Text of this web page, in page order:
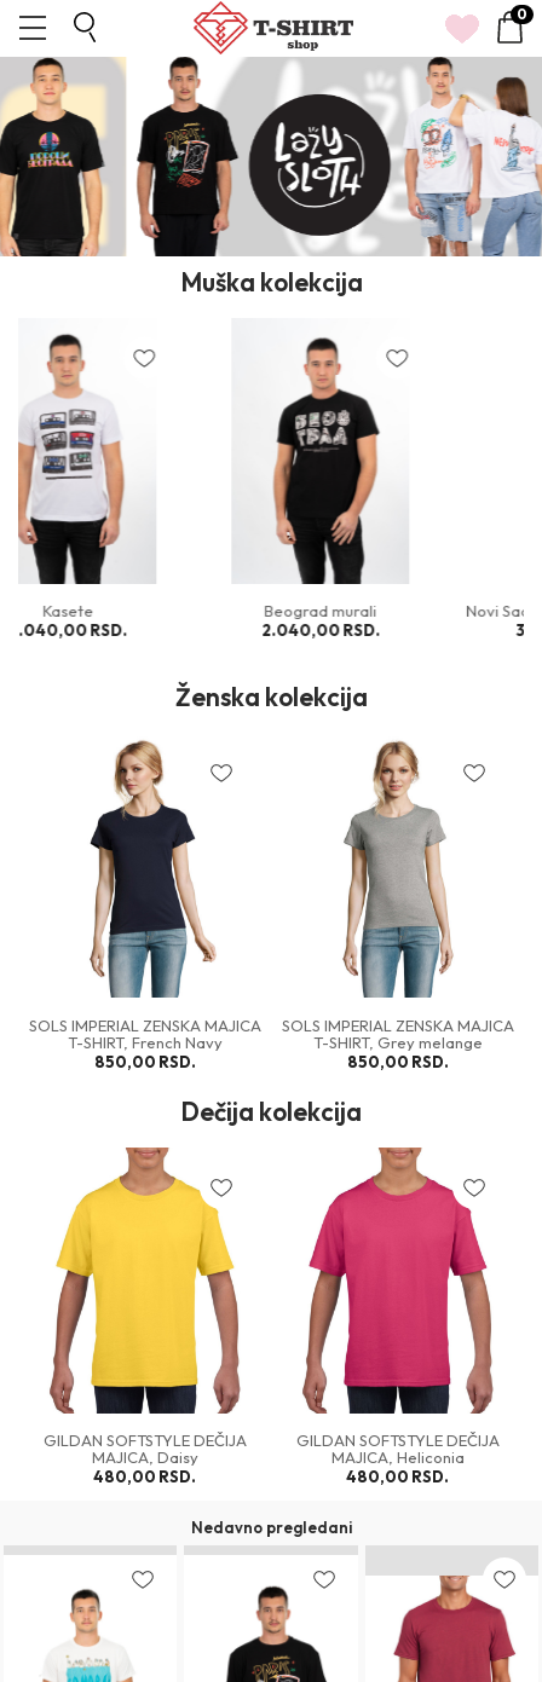
0
Muška kolekcija
Novi Sad, We have a problem
3.540,00
Lap 76, crna majica
2.100,00
Ženska kolekcija
ZENSKA MAJICA
Grey melange
SOLS IMPERIAL ZENSKA MAJICA
T-SHIRT, Red
SOLS IMPERIAL
Dečija kolekcija
GILDAN SOFTSTYLE DEČIJA
MAJICA, Heliconia
480,00RSD.
GILDAN SOFTSTYLE DEČIJA
MAJICA, Irish Green
480,00RSD.
Nedavno pregledani